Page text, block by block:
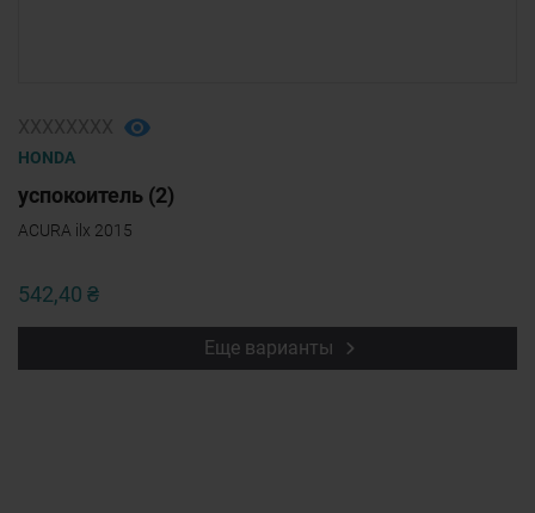
HONDA
успокоитель (2)
ACURA ilx 2015
542,40 ₴
Еще варианты